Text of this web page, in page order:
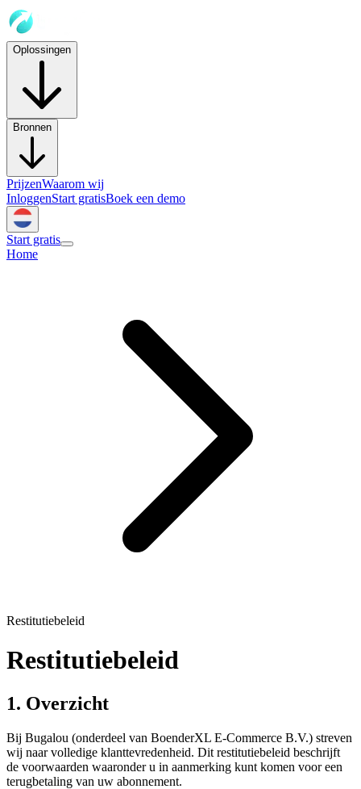
Oplossingen
Bronnen
PrijzenWaarom wij
InloggenStart gratisBoek een demo
Start gratis
Home
Restitutiebeleid
Restitutiebeleid
1. Overzicht
Bij Bugalou (onderdeel van BoenderXL E-Commerce B.V.) streven
wij naar volledige klanttevredenheid. Dit restitutiebeleid beschrijft
de voorwaarden waaronder u in aanmerking kunt komen voor een
terugbetaling van uw abonnement.